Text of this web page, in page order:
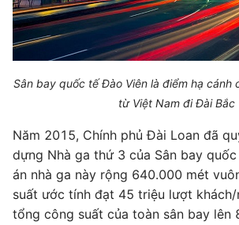
Sân bay quốc tế Đào Viên là điểm hạ cánh
từ Việt Nam đi Đài Bắc
Năm 2015, Chính phủ Đài Loan đã
dựng Nhà ga thứ 3 của Sân bay
án nhà ga này rộng 640.000 mét
suất ước tính đạt 45 triệu lượt khách/
tổng công suất của toàn sân bay lên